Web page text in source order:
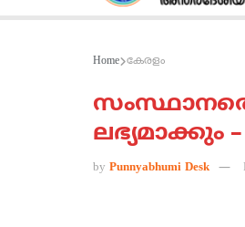
Home കേരളം
ലഭ്യമാക്കും
by Punnyabhumi Desk